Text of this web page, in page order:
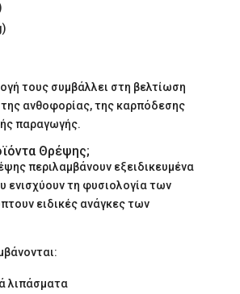
τους συμβάλλει στη βελτίωση
ανθοφορίας, της καρπόδεσης
παραγωγής.
Θρέψης;
περιλαμβάνουν εξειδικευμένα
ενισχύουν τη φυσιολογία των
ειδικές ανάγκες των
λιπάσματα